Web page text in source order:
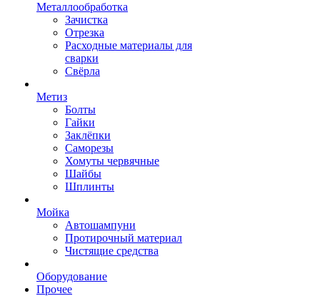
Металлообработка
Зачистка
Отрезка
Расходные материалы для
сварки
Свёрла
Метиз
Болты
Гайки
Заклёпки
Саморезы
Хомуты червячные
Шайбы
Шплинты
Мойка
Автошампуни
Протирочный материал
Чистящие средства
Оборудование
Прочее